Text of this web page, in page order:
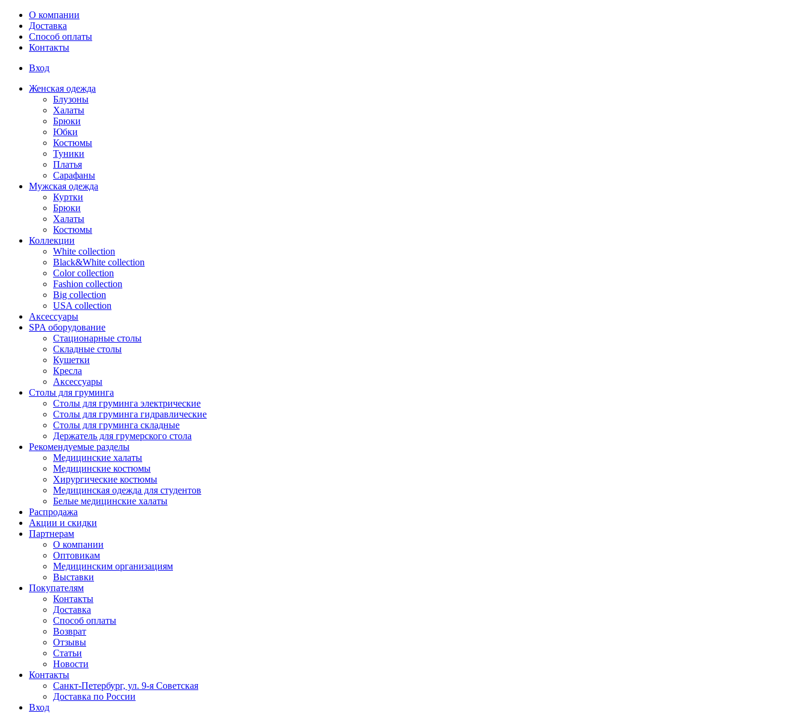
Перейти к основному содержанию
О компании
Доставка
Способ оплаты
Контакты
Вход
Женская одежда
Блузоны
Халаты
Брюки
Юбки
Костюмы
Туники
Платья
Сарафаны
Мужская одежда
Куртки
Брюки
Халаты
Костюмы
Коллекции
White collection
Black&White collection
Color collection
Fashion collection
Big collection
USA collection
Аксессуары
SPA оборудование
Стационарные столы
Складные столы
Кушетки
Кресла
Аксессуары
Столы для груминга
Столы для груминга электрические
Столы для груминга гидравлические
Столы для груминга складные
Держатель для грумерского стола
Рекомендуемые разделы
Медицинские халаты
Медицинские костюмы
Хирургические костюмы
Медицинская одежда для студентов
Белые медицинские халаты
Распродажа
Акции и скидки
Партнерам
О компании
Оптовикам
Медицинским организациям
Выставки
Покупателям
Контакты
Доставка
Способ оплаты
Возврат
Отзывы
Статьи
Новости
Контакты
Санкт-Петербург, ул. 9-я Советская
Доставка по России
Вход